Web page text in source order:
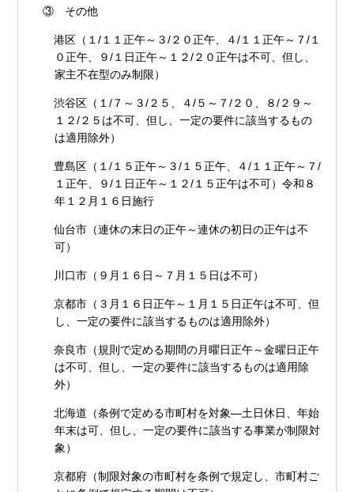
③ その他
港区（１/１１正午～３/２０正午、４/１１正午～７/１
０正午、９/１日正午～１２/２０正午は不可、但し、
家主不在型のみ制限）
渋谷区（１/７～３/２５、４/５～７/２０、８/２９～
１２/２５は不可、但し、一定の要件に該当するもの
は適用除外）
豊島区（１/１５正午～３/１５正午、４/１１正午～７/
１正午、９/１日正午～１２/１５正午は不可）令和８
年１２月１６日施行
仙台市（連休の末日の正午～連休の初日の正午は不
可）
川口市（９月１６日～７月１５日は不可）
京都市（３月１６日正午～１月１５日正午は不可、但
し、一定の要件に該当するものは適用除外）
奈良市（規則で定める期間の月曜日正午～金曜日正午
は不可、但し、一定の要件に該当するものは適用除
外）
北海道（条例で定める市町村を対象―土日休日、年始
年末は可、但し、一定の要件に該当する事業が制限対
象）
京都府（制限対象の市町村を条例で規定し、市町村ご